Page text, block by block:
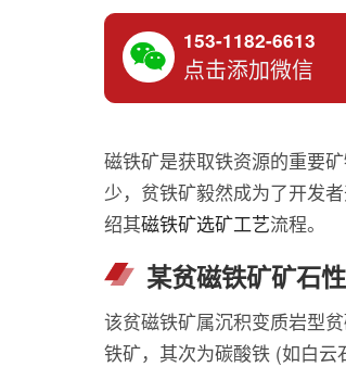
153-1182-6613
点击添加微信
磁铁矿是获取铁资源的重要
少，贫铁矿毅然成为了开发
绍其磁铁矿选矿工艺流程。
某贫磁铁矿矿石
该贫磁铁矿属沉积变质岩型
铁矿，其次为碳酸铁 (如白